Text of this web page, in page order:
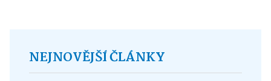
NEJNOVĚJŠÍ ČLÁNKY